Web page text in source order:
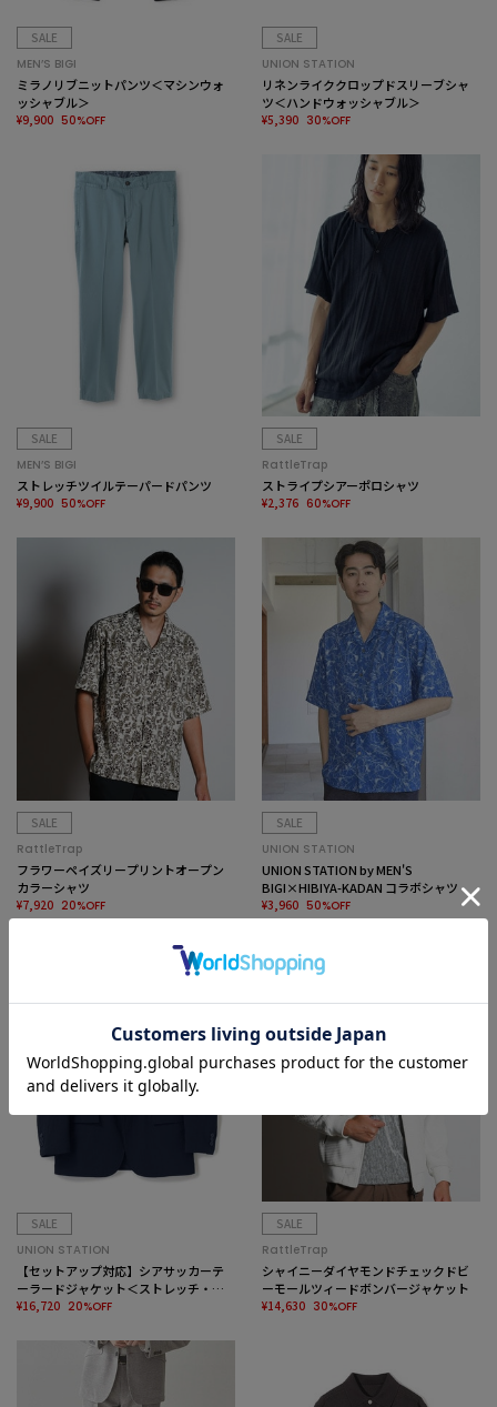
SALE
MEN’S BIGI
ミラノリブニットパンツ＜マシンウォ
ッシャブル＞
¥9,900 50%OFF
SALE
UNION STATION
リネンライククロップドスリーブシャ
ツ＜ハンドウォッシャブル＞
¥5,390 30%OFF
SALE
MEN’S BIGI
ストレッチツイルテーパードパンツ
¥9,900 50%OFF
SALE
RattleTrap
ストライプシアーポロシャツ
¥2,376 60%OFF
SALE
RattleTrap
フラワーペイズリープリントオープン
カラーシャツ
¥7,920 20%OFF
SALE
UNION STATION
UNION STATION by MEN'S
BIGI×HIBIYA-KADAN コラボシャツ
¥3,960 50%OFF
SALE
UNION STATION
【セットアップ対応】シアサッカーテ
ーラードジャケット＜ストレッチ・ハ
ンドウォッシャブル＞
¥16,720 20%OFF
SALE
RattleTrap
シャイニーダイヤモンドチェックドビ
ーモールツィードボンバージャケット
¥14,630 30%OFF